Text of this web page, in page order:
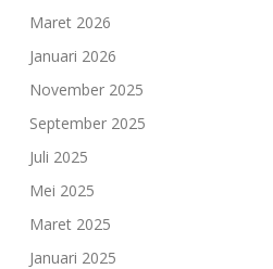
Maret 2026
Januari 2026
November 2025
September 2025
Juli 2025
Mei 2025
Maret 2025
Januari 2025